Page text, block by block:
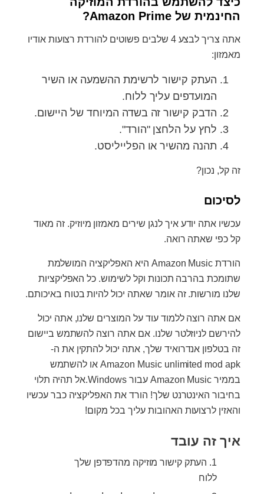
החינמית של Amazon Prime?
אתה צריך לבצע 4 שלבים פשוטים להורדת רצועות אודיו
מאמזון:
העתק קישור לרשימת ההשמעה או השיר
המועדפים עליך ללוח.
הדבק קישור זה בשדה המיוחד של היישום.
לחץ על הלחצן "הורד".
תהנה מהשיר או הפלייליסט.
זה קל, נכון?
לסיכום
עכשיו אתה יודע איך לנגן שירים מאמזון מיוזיק. זה מאוד
קל כפי שאתה רואה.
הורדת Amazon Music היא האפליקציה המושלמת
שתומכת בהרבה תכונות וקל לשימוש. כל האפליקציות
שלנו מורשות. זה אומר שאתה יכול להיות בטוח באיכותם.
אם אתה רוצה ללמוד עוד על המוצרים שלנו, אתה יכול
להירשם לניוזלטר שלנו. אם אתה רוצה להשתמש ביישום
זה בטלפון אנדרואיד שלך, אתה יכול להתקין את ה-
Amazon Music unlimited mod apk או להשתמש
בממיר Amazon Music עבור Windows.אל תהיה תלוי
בחיבור האינטרנט שלך! הורד את האפליקציה כבר עכשיו
והאזין לרצועות האהובות עליך בכל מקום!
איך זה עובד
העתק קישור מוזיקה מהדפדפן שלך
ללוח